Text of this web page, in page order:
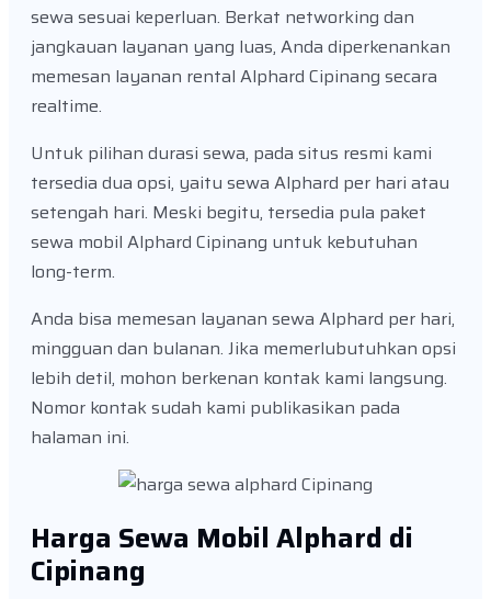
sewa sesuai keperluan. Berkat networking dan
jangkauan layanan yang luas, Anda diperkenankan
memesan layanan rental Alphard Cipinang secara
realtime.
Untuk pilihan durasi sewa, pada situs resmi kami
tersedia dua opsi, yaitu sewa Alphard per hari atau
setengah hari. Meski begitu, tersedia pula paket
sewa mobil Alphard Cipinang untuk kebutuhan
long-term.
Anda bisa memesan layanan sewa Alphard per hari,
mingguan dan bulanan. Jika memerlubutuhkan opsi
lebih detil, mohon berkenan kontak kami langsung.
Nomor kontak sudah kami publikasikan pada
halaman ini.
Harga Sewa Mobil Alphard di
Cipinang